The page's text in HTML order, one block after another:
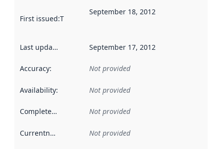
First issued:This date indicates when the data in this
September 18, 2012
Last updated September 17, 2012
Accuracy: Not provided
Availability: Not provided
Completeness Not provided
Currentness Not provided